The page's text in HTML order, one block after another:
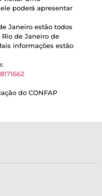
poderá apresentar
Janeiro estão todos
de Janeiro de
informações estão
do CONFAP